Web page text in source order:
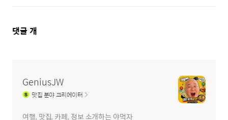
댓
댓글 개
GeniusJW
맛집분야 크리에이터
여행, 맛집, 카페, 정보 소개하는 야먹자